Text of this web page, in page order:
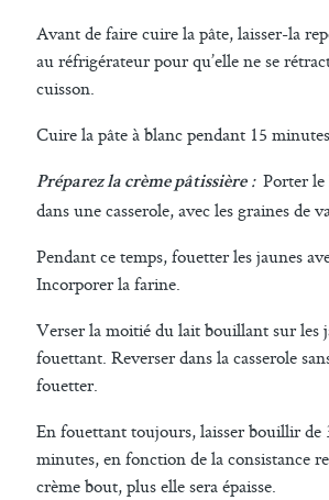
Avant de faire cuire la pâte, laisser-la
au réfrigérateur pour qu’elle ne se
cuisson.
Cuire la pâte à blanc pendant 15 minutes
Préparez la crème pâtissière: Porter
dans une casserole, avec les graines de
Pendant ce temps, fouetter les jaunes
Incorporer la farine.
Verser la moitié du lait bouillant sur les
fouettant. Reverser dans la casserole
fouetter.
En fouettant toujours, laisser bouillir de
minutes, en fonction de la consistance
crème bout, plus elle sera épaisse.